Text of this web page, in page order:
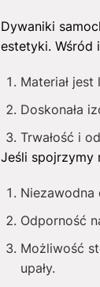
Dywaniki
estetyki. Wśród
Materiał
Doskonała
Trwałość i
Jeśli spojrzymy
Odporność
Możliwość
upały.